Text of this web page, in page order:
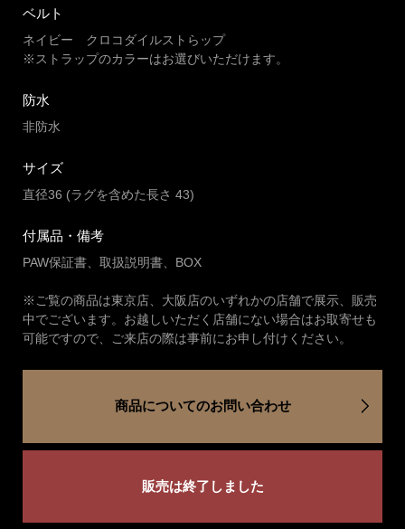
ベルト
ネイビー クロコダイルストらップ
※ストラップのカラーはお選びいただけます。
防水
非防水
サイズ
直径36 (ラグを含めた長さ 43)
付属品・備考
PAW保証書、取扱説明書、BOX
※ご覧の商品は東京店、大阪店のいずれかの店舗で展示、販売
中でございます。お越しいただく店舗にない場合はお取寄せも
可能ですので、ご来店の際は事前にお申し付けください。
商品についてのお問い合わせ
販売は終了しました